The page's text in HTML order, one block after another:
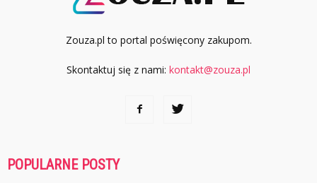
Zouza.pl to portal poświęcony zakupom.
Skontaktuj się z nami: kontakt@zouza.pl
POPULARNE POSTY